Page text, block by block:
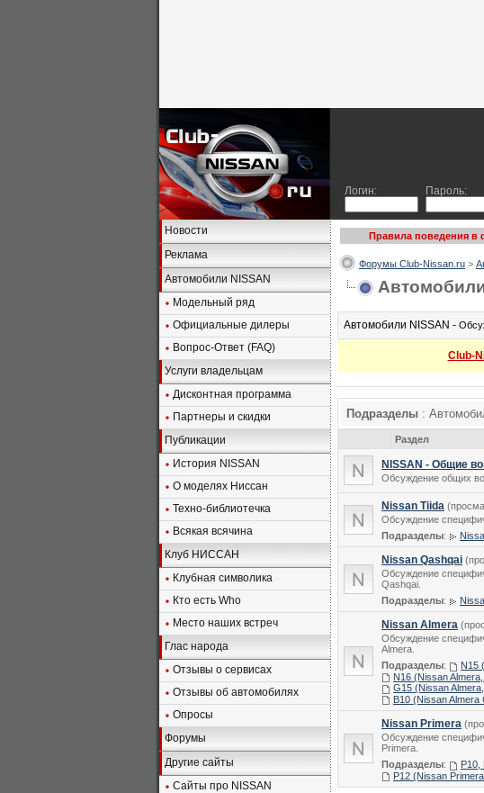
Логин: Пароль:
Новости
Реклама
Автомобили NISSAN
Модельный ряд
Официальные дилеры
Вопрос-Ответ (FAQ)
Услуги владельцам
Дисконтная программа
Партнеры и скидки
Публикации
История NISSAN
О моделях Ниссан
Техно-библиотечка
Всякая всячина
Клуб НИССАН
Клубная символика
Кто есть Who
Место наших встреч
Глас народа
Отзывы о сервисах
Отзывы об автомобилях
Опросы
Форумы
Другие сайты
Сайты про NISSAN
Правила поведения в
Форумы Club-Nissan.ru >
Автомобили NISSAN -
Club-
Подразделы :
Раздел
NISSAN - Общие
Обсуждение общих
Nissan Tiida
Обсуждение
Подразделы:
Nissan Qashqai
Обсуждение
Qashqai.
Подразделы:
Nissan Almera
Обсуждение
Almera.
Подразделы: N15
N16 (Nissan
G15 (Nissan
B10 (Nissan Almera
Nissan Primera
Обсуждение
Primera.
Подразделы: P10,
P12 (Nissan